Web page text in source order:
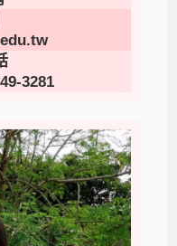
3281